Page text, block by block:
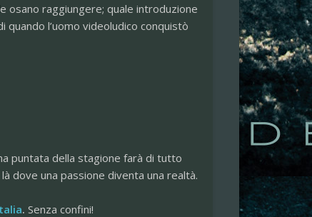
osano raggiungere; quale introduzione
l’uomo videoludico conquistò
puntata della stagione farà di tutto
là dove una passione diventa una realtà.
. Senza confini!